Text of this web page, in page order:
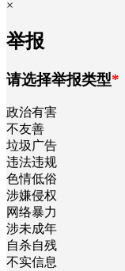
×
举报
请选择举报类型*
政治有害
不友善
垃圾广告
违法违规
色情低俗
涉嫌侵权
网络暴力
涉未成年
自杀自残
不实信息